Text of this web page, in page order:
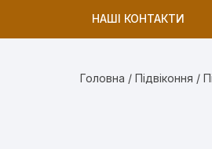
НАШІ КОНТАКТИ
Головна / Підвіконня /